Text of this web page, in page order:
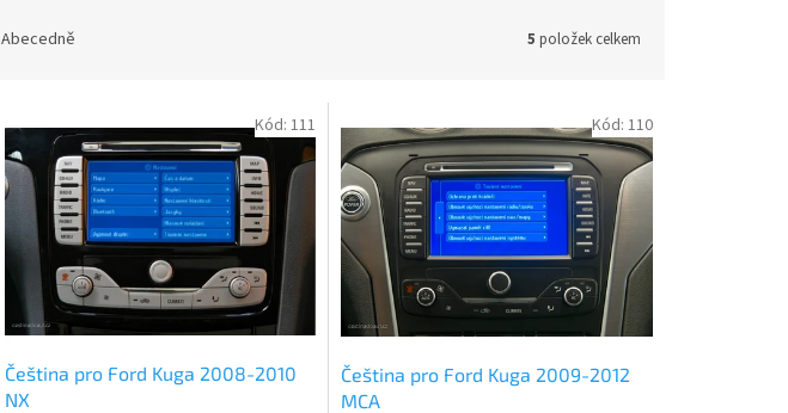
Abecedně 5 položek celkem
Čeština pro Ford Kuga 2008-2010
NX
Kód: 111
Čeština pro Ford Kuga 2009-2012
MCA
Kód: 110